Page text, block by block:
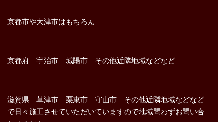
京都市や大津市はもちろん
京都府 宇治市 城陽市 その他近隣地域などなど
滋賀県 草津市 栗東市 守山市 その他近隣地域などなど
で日々施工させていただいていますので地域問わずお問い合